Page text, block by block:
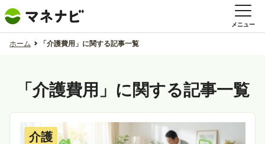
メニュー
ホーム 「介護費用」に関する記事一覧
「介護費用」に関する記事一覧
介護